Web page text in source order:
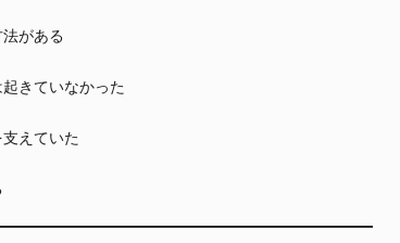
がある
きていなかった
えていた